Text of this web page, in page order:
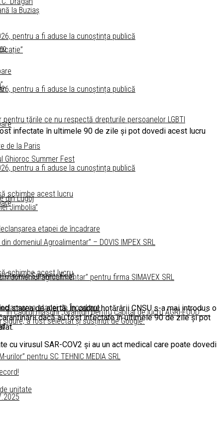
pentru a fi aduse la cunoștința publică
schimbe acest lucru
etapei de încadrare
pentru a fi aduse la cunoștința publică
Ghioroc Summer Fest
unitate
din Lugoj
la Buziaș
Ghioroc Summer Fest
pentru ţările ce nu respectă drepturile persoanelor LGBTI
de la Paris
a fost selectat și susținut de Google.
pentru a fi aduse la cunoștința publică
schimbe acest lucru
etapei de încadrare
Jimbolia”
domeniul Agroalimentar” – DOVIS IMPEX SRL
domeniul agroalimentar” pentru firma SIMAVEX SRL
în cadrul măsurii „Granturi pentru capital de lucru AGRI-FOOD” –
pentru SC TEHNIC MEDIA SRL
infectate în ultimele 90 de zile şi pot dovedi acest lucru
starea de alertă. În cadrul hotărârii CNSU s-a mai introdus o
dacă au fost infectate în ultimele 90 de zile şi pot
cu virusul SAR-COV2 şi au un act medical care poate dovedi